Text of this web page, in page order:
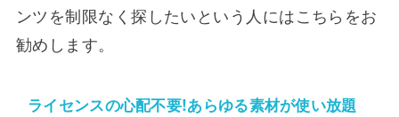
ンツを制限なく探したいという人にはこちらをお
勧めします。
ライセンスの心配不要!あらゆる素材が使い放題